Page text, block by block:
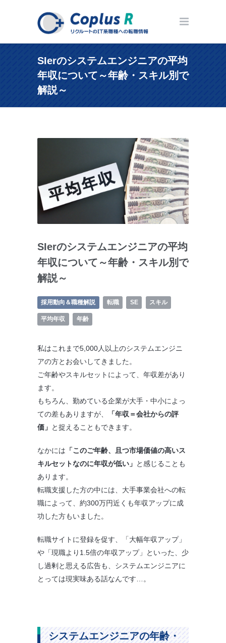
SIerのシステムエンジニアの平均
年収について～年齢・スキル別で
解説～
SIerのシステムエンジニアの平均
年収について～年齢・スキル別で
解説～
採用動向＆職種解説 転職 SE スキル
平均年収 年齢
私はこれまで5,000人以上のシステムエンジニ
アの方とお会いしてきました。
ご年齢やスキルセットによって、年収差があり
ます。
もちろん、勤めている企業が大手・中小によっ
ての差もありますが、
「年収＝会社からの評
価」 と捉えることもできます。
なかには 「このご年齢、且つ市場価値の高いス
キルセットなのに年収が低い」 と感じることも
あります。
転職支援した方の中には、大手事業会社への転
職によって、約300万円近くも年収アップに成
功した方もいました。
転職サイトに登録を促す、「大幅年収アップ」
や「現職より1.5倍の年収アップ」といった、少
し過剰と思える広告も、システムエンジニアに
とっては現実味ある話なんです…。
システムエンジニアの年齢・